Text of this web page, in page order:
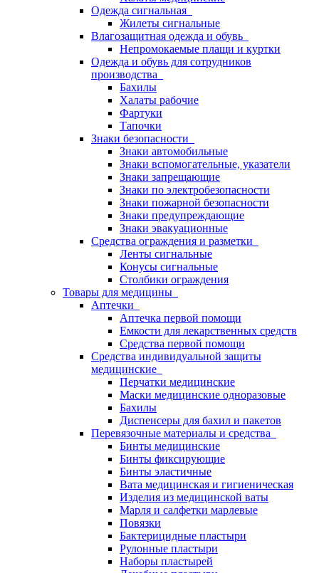
Одежда сигнальная
Жилеты сигнальные
Влагозащитная одежда и обувь
Непромокаемые плащи и куртки
Одежда и обувь для сотрудников
производства
Бахилы
Халаты рабочие
Фартуки
Тапочки
Знаки безопасности
Знаки автомобильные
Знаки вспомогательные, указатели
Знаки запрещающие
Знаки по электробезопасности
Знаки пожарной безопасности
Знаки предупреждающие
Знаки эвакуационные
Средства ограждения и разметки
Ленты сигнальные
Конусы сигнальные
Столбики ограждения
Товары для медицины
Аптечки
Аптечка первой помощи
Емкости для лекарственных средств
Средства первой помощи
Средства индивидуальной защиты
медицинские
Перчатки медицинские
Маски медицинские одноразовые
Бахилы
Диспенсеры для бахил и пакетов
Перевязочные материалы и средства
Бинты медицинские
Бинты фиксирующие
Бинты эластичные
Вата медицинская и гигиеническая
Изделия из медицинской ваты
Марля и салфетки марлевые
Повязки
Бактерицидные пластыри
Рулонные пластыри
Наборы пластырей